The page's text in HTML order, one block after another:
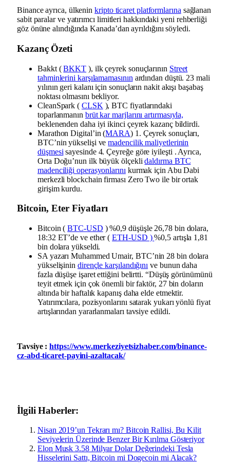
Binance ayrıca, ülkeninkripto ticaret platformlarına sağlanan
sabit paralar ve yatırımcı limitleri hakkındaki yeni rehberliği
göz önüne alındığında Kanada’dan ayrıldığını söyledi.
Kazanç Özeti
Bakkt (BKKT ), ilk çeyrek sonuçlarının Street
tahminlerini karşılamamasının ardından düştü. 23 mali
yılının geri kalanı için sonuçların nakit akışı başabaş
noktası olmasını bekliyor.
CleanSpark ( CLSK ), BTC fiyatlarındaki
toparlanmanın brüt kar marjlarını artırmasıyla,
beklenenden daha iyi ikinci çeyrek kazanç bildirdi.
Marathon Digital’in (MARA) 1. Çeyrek sonuçları,
BTC’nin yükselişi vemadencilik maliyetlerinin
düşmesi sayesinde 4. Çeyreğe göre iyileşti . Ayrıca,
Orta Doğu’nun ilk büyük ölçeklidaldırma BTC
madenciliği operasyonlarını kurmak için Abu Dabi
merkezli blockchain firması Zero Two ile bir ortak
girişim kurdu.
Bitcoin, Eter Fiyatları
Bitcoin (BTC-USD ) %0,9 düşüşle 26,78 bin dolara,
18:32 ET’de ve ether (ETH-USD )%0,5 artışla 1,81
bin dolara yükseldi.
SA yazarı Muhammed Umair, BTC’nin 28 bin dolara
yükselişinin dirençle karşılandığını ve bunun daha
fazla düşüşe işaret ettiğini belirtti. “Düşüş görünümünü
teyit etmek için çok önemli bir faktör, 27 bin doların
altında bir haftalık kapanış daha elde etmektir.
Yatırımcılara, pozisyonlarını satarak yukarı yönlü fiyat
artışlarından yararlanmaları tavsiye edildi.
Tavsiye :https://www.merkeziyetsizhaber.com/binance-
cz-abd-ticaret-payini-azaltacak/
İlgili Haberler:
Nisan 2019’un Tekrarı mı? Bitcoin Rallisi, Bu Kilit
Seviyelerin Üzerinde Benzer Bir Kırılma Gösteriyor
Elon Musk 3.58 Milyar Dolar Değerindeki Tesla
Hisselerini Sattı, Bitcoin mi Dogecoin mi Alacak?